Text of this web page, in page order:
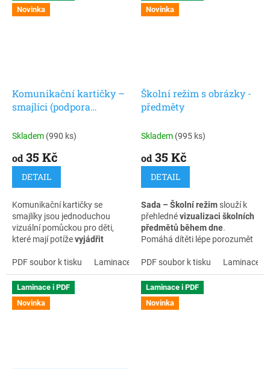
Novinka
Komunikační kartičky –
smajlíci (podpora
motivace u dětí s PAS)
Skladem (990 ks)
od35 Kč
DETAIL
Komunikační kartičky se
smajlíky jsou jednoduchou
vizuální pomůckou pro děti,
které mají potíževyjádřit
porozumět situaci . U dětí s
PAS je často přítomné
doslovné vnímání a obtížné
rozpoznávání emocí
vizuální podpora velmi důležitá.
PDF soubor k tisku Laminace + zip
Novinka
Školní režim s obrázky -
předměty
Skladem (995 ks)
od35 Kč
DETAIL
Sada – Školní režim slouží k
přehlednévizualizaci školních
předmětů během dne.
Pomáhá dítěti lépe porozumět
škole čekají, a objasňuje
verbální informace spojené s
rozvrhem. Kartičky jsou
velikosti 5 x 5 cm a jsou
opatřeny suchým zipem.
PDF soubor k tisku Laminace +
Laminace i PDF
Novinka
Laminace i PDF
Novinka